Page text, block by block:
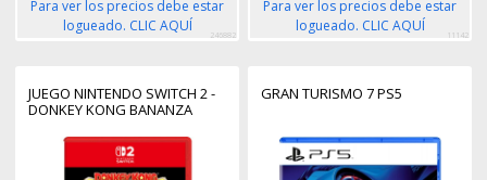
Para ver los precios debe estar
logueado. CLIC AQUÍ
246882
Para ver los precios debe estar
logueado. CLIC AQUÍ
11142
JUEGO NINTENDO SWITCH 2 -
DONKEY KONG BANANZA
GRAN TURISMO 7 PS5